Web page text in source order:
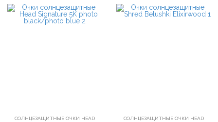
В корзину
СОЛНЦЕЗАЩИТНЫЕ ОЧКИ HEAD В корзину
СОЛНЦЕЗАЩИТНЫЕ ОЧКИ HEAD